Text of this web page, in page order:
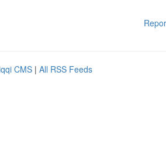
CMS | All RSS Feeds